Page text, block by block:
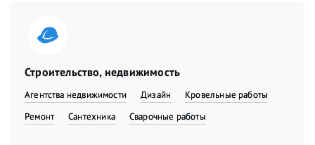
Строительство, недвижимость
Агентства недвижимости Дизайн
Кровельные работы
Ремонт
Сантехника Сварочные работы